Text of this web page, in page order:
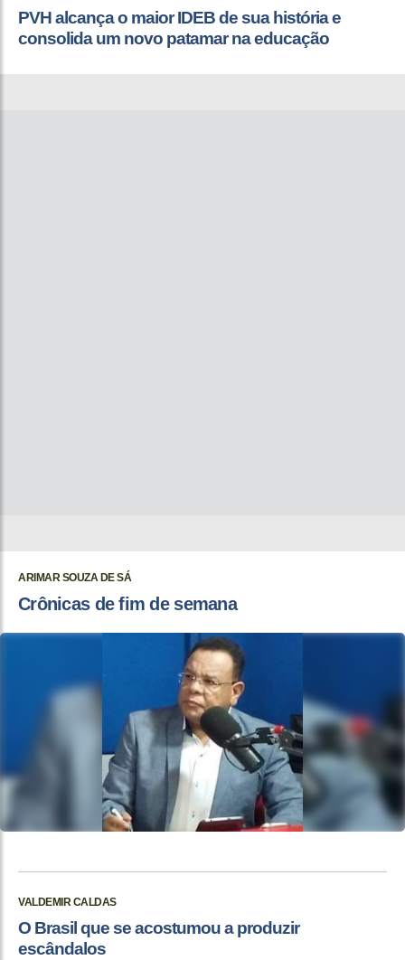
PVH alcança o maior IDEB de sua história e
consolida um novo patamar na educação
ARIMAR SOUZA DE SÁ
Crônicas de fim de semana
VALDEMIR CALDAS
O Brasil que se acostumou a produzir
escândalos